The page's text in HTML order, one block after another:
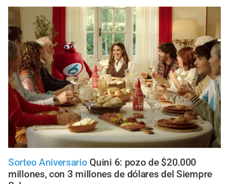
Sorteo Aniversario Quini 6: pozo de $20.000
millones, con 3 millones de dólares del Siempre